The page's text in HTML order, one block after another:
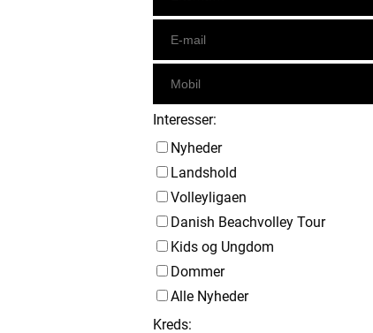
Interesser:
Nyheder
Landshold
Volleyligaen
Danish Beachvolley Tour
Kids og Ungdom
Dommer
Alle Nyheder
Kreds: